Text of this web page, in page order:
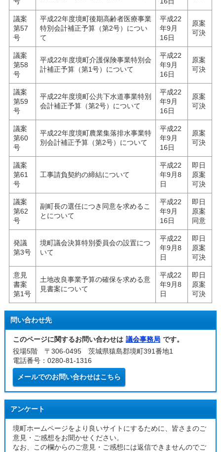
議案
第57
号
平成22年度境町後期高齢者医療事業
特別会計補正予算（第2号）につい
て
平成22
年9月
16日
原案
可決
議案
第58
号
平成22年度境町介護保険事業特別会
計補正予算（第1号）について
平成22
年9月
16日
原案
可決
議案
第59
号
平成22年度境町公共下水道事業特別
会計補正予算（第2号）について
平成22
年9月
16日
原案
可決
議案
第60
号
平成22年度境町農業集落排水事業特
別会計補正予算（第2号）について
平成22
年9月
16日
原案
可決
議案
第61
号
工事請負契約の締結について
平成22
年9月8
日
即日
原案
可決
議案
第62
号
副町長の選任につき同意を求めるこ
とについて
平成22
年9月
16日
即日
原案
同意
発議
第3号
境町議会決算特別委員会の設置につ
いて
平成22
年9月8
日
即日
原案
可決
意見
書案
第1号
土地改良事業予算の確保を求める意
見書案について
平成22
年9月8
日
即日
原案
可決
問い合わせ先
このページに関するお問い合わせは 議会事務局 です。
役場5階 〒306-0495 茨城県猿島郡境町391番地1
電話番号：0280-81-1316
メールでのお問い合わせはこちら
アンケート
境町ホームページをより良いサイトにするために、皆さまのご
意見・ご感想をお聞かせください。
なお、この欄からのご意見・ご感想には返信できませんのでご